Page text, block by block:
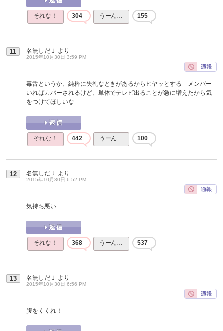
それな！ 304 うーん… 155
11 名無しだＪ より
2015年10月30日 3:59 PM
毒舌というか、純粋に失礼なときがあるからヒヤッとする メンバー
いればカバーされるけど、単体でテレビ出ることが急に増えたから気
をつけてほしいな
それな！ 442 うーん… 100
12 名無しだＪ より
2015年10月30日 6:52 PM
気持ち悪い
それな！ 368 うーん… 537
13 名無しだＪ より
2015年10月30日 6:56 PM
腹をくくれ！